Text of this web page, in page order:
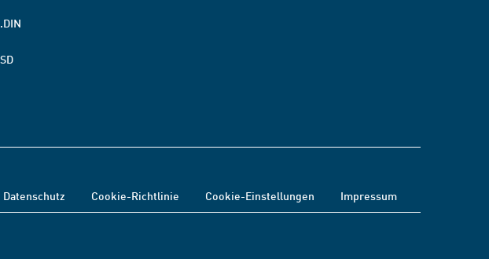
Datenschutz Cookie-Richtlinie Cookie-Einstellungen Impressum